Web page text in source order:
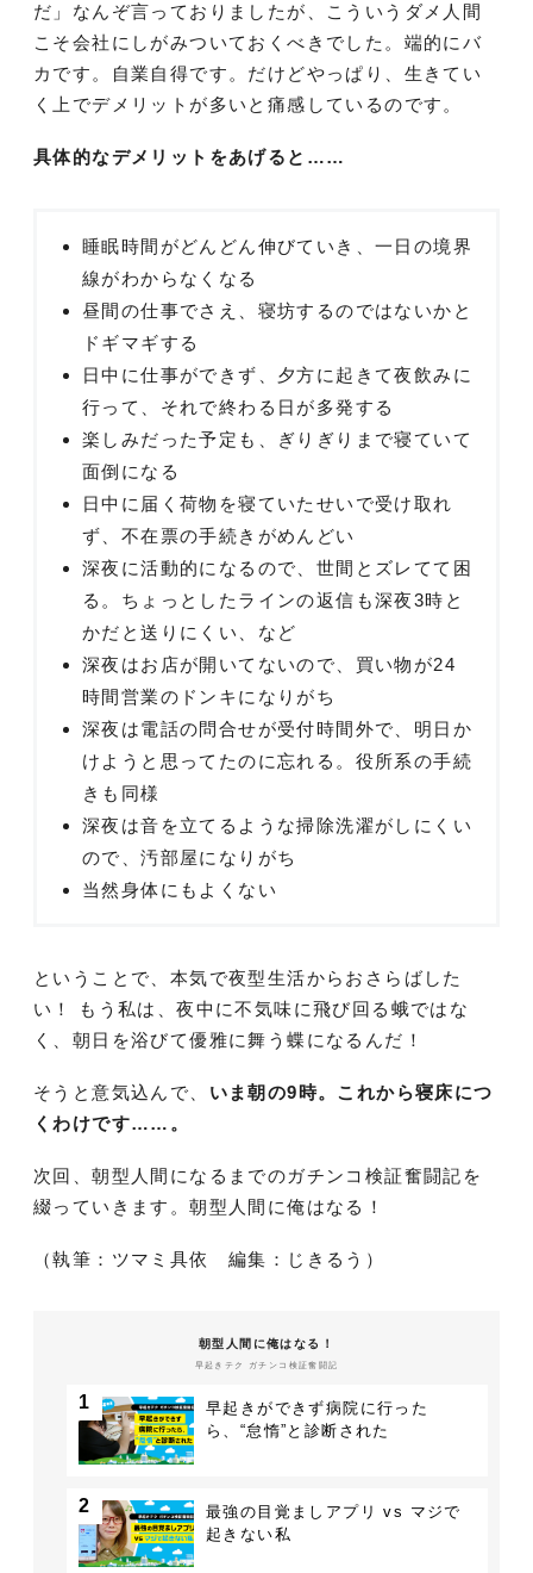
だ」なんぞ言っておりましたが、こういうダメ人間
こそ会社にしがみついておくべきでした。端的にバ
カです。自業自得です。だけどやっぱり、生きてい
く上でデメリットが多いと痛感しているのです。
具体的なデメリットをあげると……
睡眠時間がどんどん伸びていき、一日の境界
線がわからなくなる
昼間の仕事でさえ、寝坊するのではないかと
ドギマギする
日中に仕事ができず、夕方に起きて夜飲みに
行って、それで終わる日が多発する
楽しみだった予定も、ぎりぎりまで寝ていて
面倒になる
日中に届く荷物を寝ていたせいで受け取れ
ず、不在票の手続きがめんどい
深夜に活動的になるので、世間とズレてて困
る。ちょっとしたラインの返信も深夜3時と
かだと送りにくい、など
深夜はお店が開いてないので、買い物が24
時間営業のドンキになりがち
深夜は電話の問合せが受付時間外で、明日か
けようと思ってたのに忘れる。役所系の手続
きも同様
深夜は音を立てるような掃除洗濯がしにくい
ので、汚部屋になりがち
当然身体にもよくない
ということで、本気で夜型生活からおさらばした
い！ もう私は、夜中に不気味に飛び回る蛾ではな
く、朝日を浴びて優雅に舞う蝶になるんだ！
そうと意気込んで、 いま朝の9時。これから寝床につ
くわけです……。
次回、朝型人間になるまでのガチンコ検証奮闘記を
綴っていきます。朝型人間に俺はなる！
（執筆：ツマミ具依 編集：じきるう）
朝型人間に俺はなる！
早起きテク ガチンコ検証奮闘記
1
早起きができず病院に行った
ら、“怠惰”と診断された
2
最強の目覚ましアプリ vs マジで
起きない私